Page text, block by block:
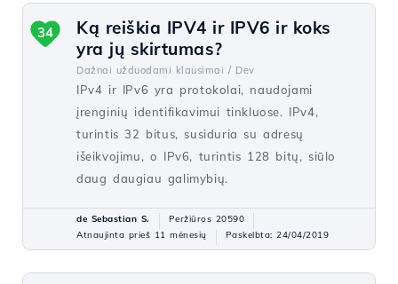
Ką reiškia IPV4 ir IPV6 ir koks
yra jų skirtumas?
Dažnai užduodami klausimai / Dev
IPv4 ir IPv6 yra protokolai, naudojami
įrenginių identifikavimui tinkluose. IPv4,
turintis 32 bitus, susiduria su adresų
išeikvojimu, o IPv6, turintis 128 bitų, siūlo
daug daugiau galimybių.
34
de Sebastian S.
Peržiūros 20590
Atnaujinta prieš 11 mėnesių
Paskelbta: 24/04/2019